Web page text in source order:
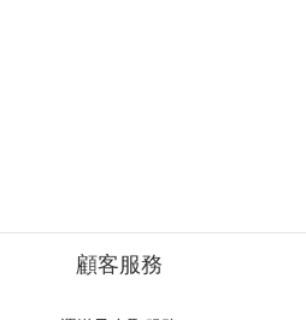
顧客服務